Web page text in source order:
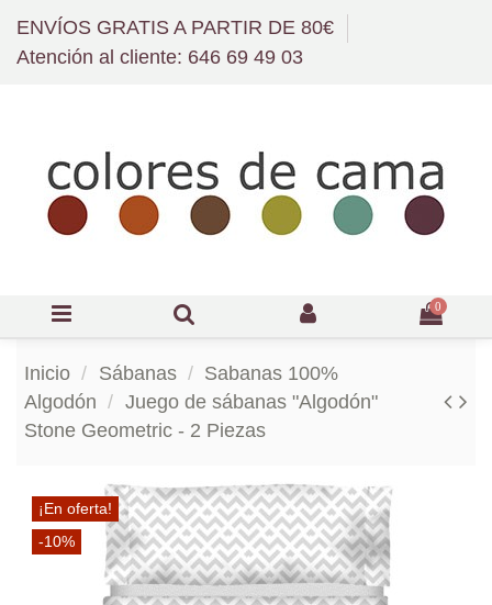
ENVÍOS GRATIS A PARTIR DE 80€
Atención al cliente: 646 69 49 03
0
Inicio Sábanas
Sabanas 100%
Algodón
Juego de sábanas "Algodón"
Stone Geometric - 2 Piezas
¡En oferta!
-10%